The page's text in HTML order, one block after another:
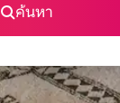
ค้นหา